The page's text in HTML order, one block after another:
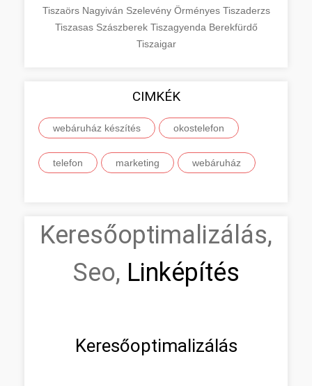
Tiszaörs Nagyiván Szelevény Örményes Tiszaderzs
Tiszasas Szászberek Tiszagyenda Berekfürdő
Tiszaigar
CIMKÉK
webáruház készítés okostelefon
telefon marketing webáruház
Keresőoptimalizálás,
Seo, Linképítés
Keresőoptimalizálás